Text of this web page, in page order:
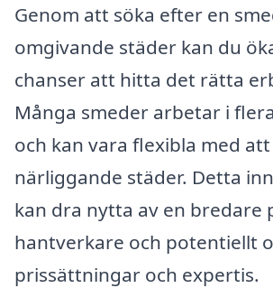
Genom att söka efter en
omgivande städer kan du
chanser att hitta det rätta
Många smeder arbetar i
och kan vara flexibla med
närliggande städer. Detta
kan dra nytta av en bredare
hantverkare och potentiellt
prissättningar och expertis.